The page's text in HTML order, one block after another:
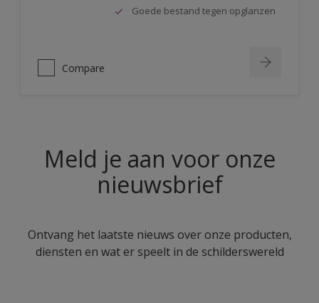
Goede bestand tegen opglanzen
Compare
Meld je aan voor onze
nieuwsbrief
Ontvang het laatste nieuws over onze producten,
diensten en wat er speelt in de schilderswereld